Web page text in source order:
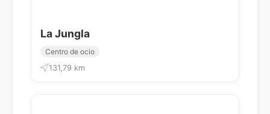
La Jungla
Centro de ocio
131,79 km